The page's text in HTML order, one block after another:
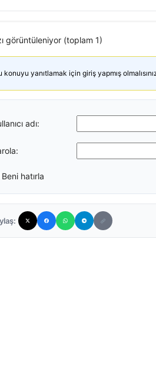
görüntüleniyor (toplam 1)
konuyu yanıtlamak için giriş yapmış
adı:
Beni hatırla